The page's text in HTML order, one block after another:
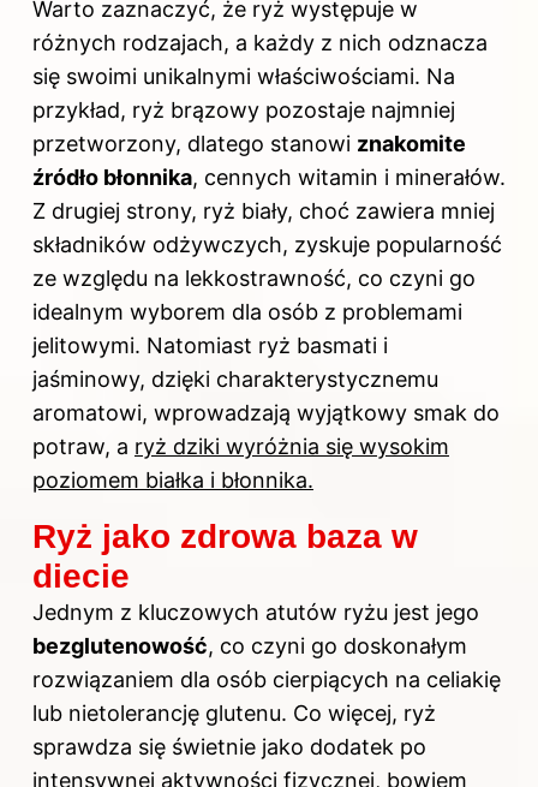
Warto zaznaczyć, że ryż występuje w
różnych rodzajach, a każdy z nich odznacza
się swoimi unikalnymi właściwościami. Na
przykład, ryż brązowy pozostaje najmniej
przetworzony, dlatego stanowi znakomite
źródło błonnika, cennych witamin i minerałów.
Z drugiej strony, ryż biały, choć zawiera mniej
składników odżywczych, zyskuje popularność
ze względu na lekkostrawność, co czyni go
idealnym wyborem dla osób z problemami
jelitowymi. Natomiast ryż basmati i
jaśminowy, dzięki charakterystycznemu
aromatowi, wprowadzają wyjątkowy smak do
potraw, a ryż dziki wyróżnia się wysokim
poziomem białka i błonnika.
Ryż jako zdrowa baza w
diecie
Jednym z kluczowych atutów ryżu jest jego
bezglutenowość, co czyni go doskonałym
rozwiązaniem dla osób cierpiących na celiakię
lub nietolerancję glutenu. Co więcej, ryż
sprawdza się świetnie jako dodatek po
intensywnej aktywności fizycznej, bowiem